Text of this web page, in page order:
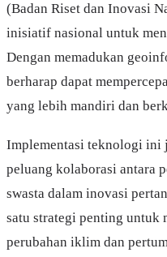
(Badan Riset dan Inovasi
inisiatif nasional untuk
Dengan memadukan
berharap dapat
yang lebih mandiri dan
Implementasi teknologi ini
peluang kolaborasi antara
swasta dalam inovasi
satu strategi penting untuk
perubahan iklim dan